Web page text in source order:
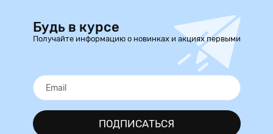
Будь в курсе
Получайте информацию о новинках и акциях первыми
ПОДПИСАТЬСЯ